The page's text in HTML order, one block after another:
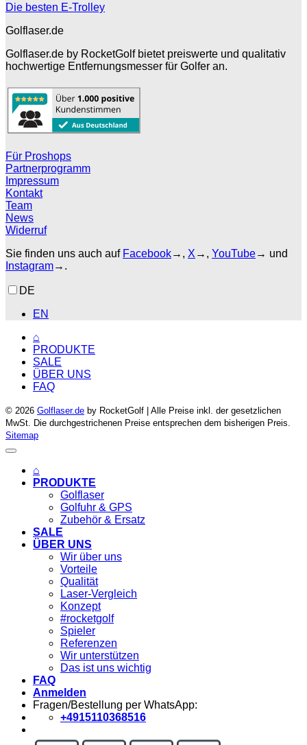
Die besten E-Trolley
Golflaser.de
Golflaser.de by RocketGolf bietet preiswerte und qualitativ
hochwertige Entfernungsmesser für Golfer an.
Für Proshops
Partnerprogramm
Impressum
Kontakt
Team
News
Widerruf
Sie finden uns auch auf Facebook→, X →, YouTube→ und
Instagram→.
DE
EN
⌂
PRODUKTE
SALE
ÜBER UNS
FAQ
© 2026 Golflaser.de by RocketGolf | Alle Preise inkl. der gesetzlichen
MwSt. Die durchgestrichenen Preise entsprechen dem bisherigen Preis.
Sitemap
⌂
PRODUKTE
Golflaser
Golfuhr & GPS
Zubehör & Ersatz
SALE
ÜBER UNS
Wir über uns
Vorteile
Qualität
Laser-Vergleich
Konzept
#rocketgolf
Spieler
Referenzen
Wir unterstützen
Das ist uns wichtig
FAQ
Anmelden
Fragen/Bestellung per WhatsApp:
+4915110368516